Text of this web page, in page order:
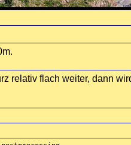
relativ flach weiter, dann